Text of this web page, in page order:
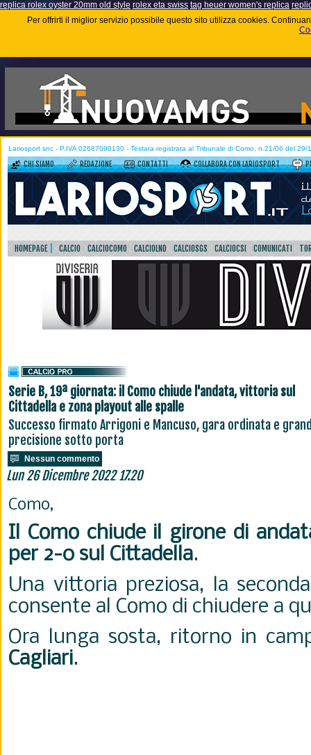
replica rolex oyster 20mm old style rolex eta swiss tag heuer women's replica
Per offrirti il miglior servizio possibile questo sito utilizza cookies.
Lariosport snc - P.IVA 02687090130 - Testata registrata al Tribunale di Como, n.21/06 del 29/
CHI SIAMO REDAZIONE CONTATTI COLLABORA CON LARIOSPORT
HOMEPAGE CALCIO CALCIOCOMO CALCIOLND CALCIOSGS CALCIOCSI COMUNICATI
Serie B, 19ª giornata: il Como chiude l'andata, vittoria sul
Cittadella e zona playout alle spalle
Successo firmato Arrigoni e Mancuso, gara ordinata e
precisione sotto porta
Nessun commento
Lun 26 Dicembre 2022 17.20
Como,
Il Como chiude il girone di
per 2-0 sul Cittadella.
Una vittoria preziosa, la
consente al Como di chiudere a
Ora lunga sosta, ritorno in
Cagliari.